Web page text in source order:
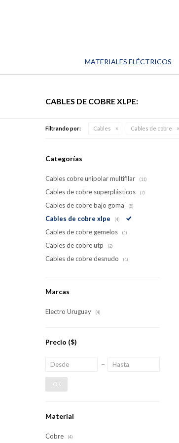
MATERIALES ELÉCTRICOS
CABLES DE COBRE XLPE:
Filtrando por: Cables Cables de cobre
Categorías
Cables cobre unipolar multifilar (11)
Cables de cobre superplásticos (7)
Cables de cobre bajo goma (8)
Cables de cobre xlpe (4)
Cables de cobre gemelos (1)
Cables de cobre utp (2)
Cables de cobre desnudo (1)
Marcas
Electro Uruguay (4)
Precio ($)
OK
Material
Cobre (4)